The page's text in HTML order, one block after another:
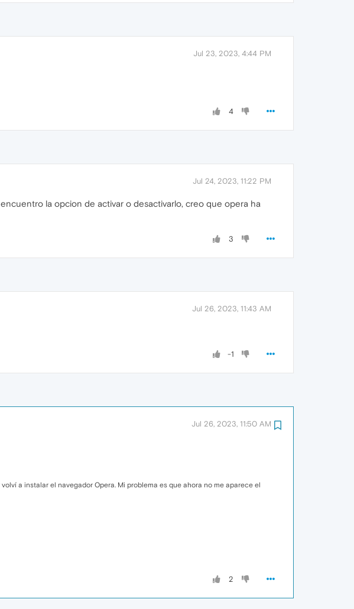
Jul 23, 2023, 4:44 PM
4
Jul 24, 2023, 11:22 PM
la opcion de activar o desactivarlo, creo que opera ha
3
Jul 26, 2023, 11:43 AM
-1
Jul 26, 2023, 11:50 AM
a instalar el navegador Opera. Mi problema es que ahora no me aparece el
2